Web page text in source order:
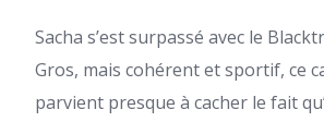
Sacha s’est surpassé avec le
Gros, mais cohérent et sportif, ce
parvient presque à cacher le fait